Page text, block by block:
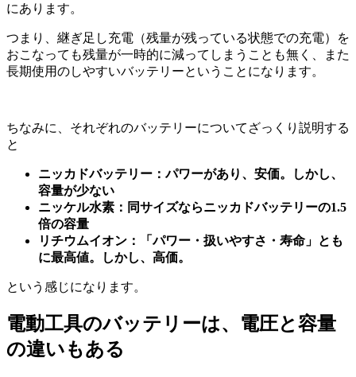
にあります。
つまり、継ぎ足し充電（残量が残っている状態での充電）を
おこなっても残量が一時的に減ってしまうことも無く、また
長期使用のしやすいバッテリーということになります。
ちなみに、それぞれのバッテリーについてざっくり説明する
と
ニッカドバッテリー：パワーがあり、安価。しかし、
容量が少ない
ニッケル水素：同サイズならニッカドバッテリーの1.5
倍の容量
リチウムイオン：「パワー・扱いやすさ・寿命」とも
に最高値。しかし、高価。
という感じになります。
電動工具のバッテリーは、電圧と容量
の違いもある